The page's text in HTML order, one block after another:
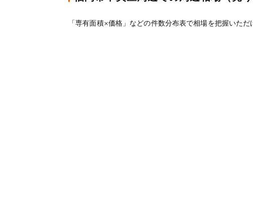
「専有面積×価格」などの件数分布表で相場を把握いただ